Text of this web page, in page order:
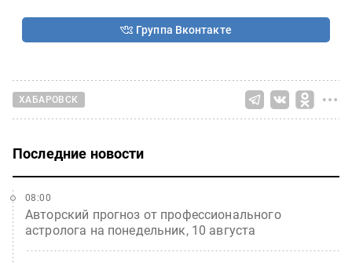
Группа Вконтакте
ХАБАРОВСК
Последние новости
Авторский прогноз от профессионального
астролога на понедельник, 10 августа
08:00